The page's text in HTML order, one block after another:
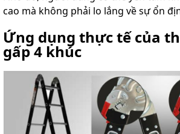
cao mà không phải lo lắng về sự ổn
Ứng dụng thực tế của
gấp 4 khúc